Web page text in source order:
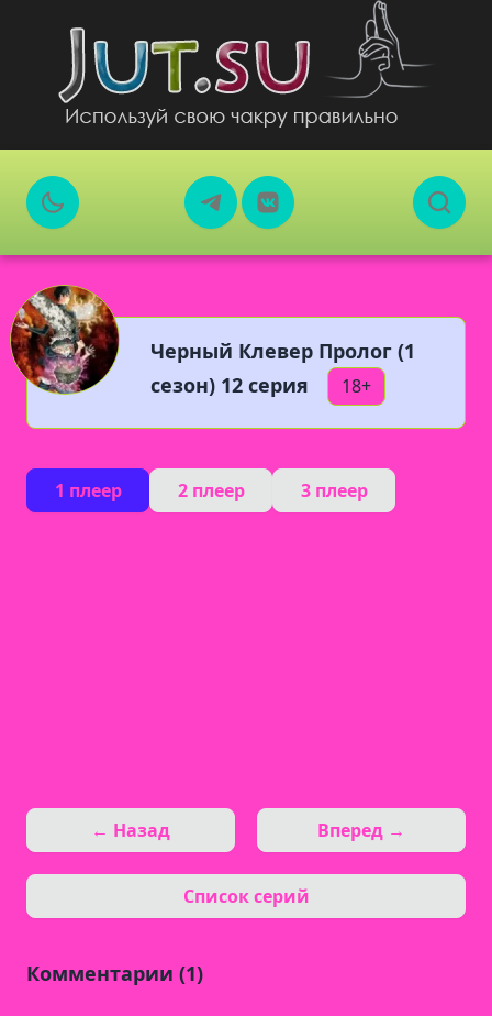
Черный Клевер Пролог (1
сезон) 12 серия
18+
1 плеер 2 плеер 3 плеер
← Назад
Список серий
Вперед →
Комментарии (1)